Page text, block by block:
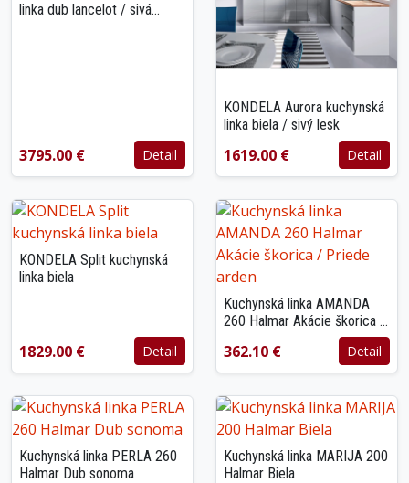
linka dub lancelot / sivá
3795.00 € Detail
KONDELA Aurora kuchynská
linka biela / sivý lesk
1619.00 € Detail
KONDELA Split kuchynská
linka biela
1829.00 € Detail
Kuchynská linka AMANDA
260 Halmar Akácie škorica /
362.10 € Detail
Kuchynská linka PERLA 260
Halmar Dub sonoma
Kuchynská linka MARIJA 200
Halmar Biela